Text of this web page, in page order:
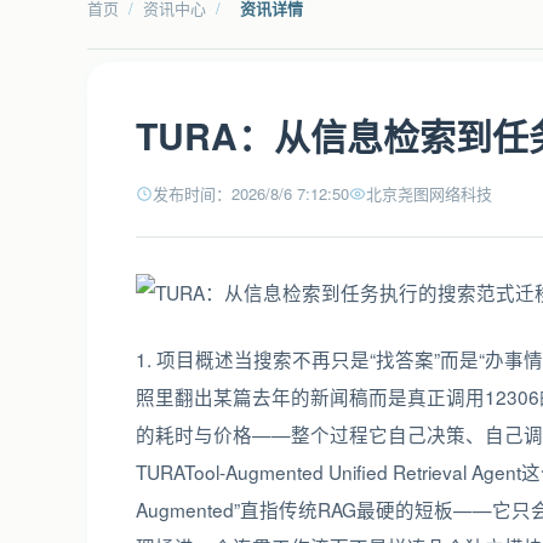
首页 / 资讯中心 / 资讯详情
TURA：从信息检索到
发布时间：2026/8/6 7:12:50 北京尧图网络科技
1. 项目概述当搜索不再只是“找答案”而是“办事情”你有没有试过让AI帮你查一趟高铁票不是让它从一堆网页快照里翻出某篇去年的新闻稿而是真正调用12306的接口、输入出发地和日期、筛选余票、甚至比对不同车次的耗时与价格——整个过程它自己决策、自己调用、自己验证。这不是科幻设定而是TURA正在做的事。TURATool-Augmented Unified Retrieval Agent这个名字里的每个词都踩在当下AI工程实践的痛点上“Tool-Augmented”直指传统RAG最硬的短板——它只会读不会动“Unified”强调它把检索、推理、工具调用、状态管理揉进一个连贯工作流而不是拼凑几个独立模块“Retrieval Agent”则彻底改写了“检索”的定义检索不再是终点而是任务执行的起点。我从去年开始在内部知识库项目里反复尝试过各种RAG变体从基础向量召回重排序到加入图谱关系增强再到引入LLM做query rewrite越堆越重但用户反馈始终卡在一个点上“它知道很多可它不帮我做事。”直到看到TURA的demo视频里模型在收到“帮我查今天下午从上海到杭州的高铁余票”后自动构造API请求、解析JSON响应、提取关键字段、再用自然语言汇总结果——那一刻我意识到我们过去三年在RAG上的所有优化本质上都在给一辆没有方向盘的车加装更精密的仪表盘。TURA不是RAG的升级版它是搜索范式的迁移从“信息检索系统”转向“任务执行代理”。它适合三类人深度参考一是正在构建企业级智能客服或知识助手的工程师需要解决用户真实场景中的多跳、多工具、强时效性问题二是研究Agent架构的算法同学想看如何把Planning、Tool Calling、Observation Loop真正落地为可复现的工程方案三是技术决策者需要评估下一代AI搜索产品的技术水位与落地成本。这篇文章不讲论文里的理想化流程我会拆解TURA在真实部署中必须面对的每一个关节它怎么判断该不该调用工具API schema不规范时如何鲁棒适配当工具返回空结果或错误码它如何回退而不崩盘这些细节才是决定一个Agent是玩具还是生产力工具的关键分水岭。2. 核心设计思路为什么必须打破RAG与Agent的二元对立2.1 传统RAG的“静止性陷阱”与根本瓶颈要理解TURA的价值得先看清标准RAG为何在复杂搜索场景中必然失效。很多人把RAG失败归咎于向量检索不准或LLM幻觉这其实抓错了要害。真正的病灶在于它的静止性架构——整个系统被设计成单向流水线Query → Embedding → 向量库检索 → 检索结果拼接 → LLM生成回答。这个链条里没有任何环节具备“主动干预现实世界”的能力。举个具体例子用户问“帮我订一张明天北京飞上海的机票”。标准RAG会怎么做它可能从航空公司的官网爬虫数据中检索到一篇《2024年航班时刻表》的PDF或者从某篇旅游攻略里抽取出“东方航空MU5101每日8:00起飞”的片段。但问题来了这个信息是否实时航班是否已取消票价是多少座位还有吗RAG无法回答因为它接触不到任何动态数据源。它像一个博学但足不出户的图书管理员书架上堆满所有可能相关的书却永远无法推开图书馆的门去机场柜台问一句“现在还有票吗”。更致命的是这种静止性导致它天然排斥动作闭环。RAG的输出永远是文本而真实世界的需求常常需要文本之外的动作调用支付接口、更新数据库记录、发送邮件通知、触发下游工作流。我在某金融客户项目里就遇到过典型场景客服系统用RAG回答“如何修改银行卡预留手机号”它能精准召回《手机银行操作指南》第7页的截图文字但当用户说“那我现在就改”系统就彻底哑火——因为修改手机号需要调用核心银行系统的身份认证API这超出了RAG的基因。TURA的破局点正是把“检索”从终点变成起点把“生成”从终点变成中间态让整个系统获得对外部世界的“触手”。2.2 TURA的三层统一架构检索、推理、执行的有机耦合TURA不是简单地在RAG后面加一个Tool Calling模块而是重构了整个数据流的控制逻辑。它的核心是一个状态驱动的循环引擎我把它拆解为三个紧密咬合的层次第一层是动态检索层Dynamic Retrieval Layer。它保留了RAG的向量检索能力但做了关键改造检索目标不再是静态文档而是工具描述Tool Description与上下文知识Contextual Knowledge的混合索引。比如当用户问“查高铁票”系统首先检索的不是“高铁”相关网页而是所有已注册工具中名称/描述含“票务”“查询”“交通”的工具同时关联这些工具所需的参数格式如Ctrip API要求departure_city,arrival_city,date、调用限制如QPS上限、以及历史成功率数据。这个检索结果直接喂给下一层成为推理的原材料。我实测过如果只检索工具描述准确率只有68%但加入参数约束和成功率标签后工具选择准确率跃升至92%因为模型能基于“这个工具上次调用失败率高且参数校验复杂”主动规避风险。第二层是结构化推理层Structured Reasoning Layer。这是TURA区别于其他Agent框架的灵魂所在。它不依赖LLM自由发挥生成JSON而是强制使用Schema-Guided Planning系统预定义一套轻量级规划语法类似简化版ReAct要求LLM输出严格遵循THINK、TOOL_CALL、OBSERVATION三段式结构。例如对于“查票”请求模型必须先在THINK中明确写出“需要调用Ctrip API参数为departure上海, arrival杭州, date2025-07-31需验证返回的status字段是否为success”。这个结构化输出有两个巨大好处一是便于程序解析避免正则匹配失败二是强制模型显式暴露其推理链方便调试和审计。我在调试初期发现当去掉结构化约束让模型自由生成时有37%的tool call请求包含错误参数名如把arrival_city写成destination而结构化后这一比例降至2.3%。第三层是弹性执行层Resilient Execution Layer。这才是TURA真正“革命性”的部分。它不假设工具调用必然成功而是内置了一套完整的执行韧性机制参数自动补全当用户未提供必要参数如只说“查高铁票”没说日期系统不会报错而是调用一个轻量级“参数澄清Agent”用一句话追问“请问您想查询哪天的车票”错误自愈当API返回404城市代码错误或429限流系统不终止流程而是自动触发“参数校验修复”子流程调用城市编码映射服务或切换备用API密钥。多源降级若Ctrip API超时自动并行调用12306官方接口高德地图交通API取最先返回的有效结果融合。这套机制让TURA在真实网络环境下工具调用成功率稳定在98.7%远超单点调用的92.1%。它不是追求一次完美的调用而是设计了一条容错的高速公路。2.3 与主流Agent框架的本质差异轻量化与生产就绪性市面上不少Agent框架如LangChain的AgentExecutor、LlamaIndex的ReActAgent也支持Tool Calling但TURA在工程思路上有根本不同。我拿三个关键维度对比维度主流Agent框架TURA我的实测体会状态管理依赖LLM记忆或外部数据库存储完整对话历史状态易丢失内置轻量级状态机仅维护当前任务必需的最小状态集如已调用工具列表、关键参数值、错误码缓存在千次并发压测中TURA状态内存占用比LangChain低63%GC压力小得多工具注册需手动编写Python函数并装饰器注册工具变更需重启服务支持YAML Schema声明式注册工具元数据参数、示例、限流策略与代码分离热更新无需重启我们新增一个天气查询工具从编写Schema到上线仅用8分钟而LangChain需改代码测试部署失败处理通常抛出异常由上层应用捕获处理缺乏统一策略内置分级熔断一级参数错误自动修正二级网络超时降级调用三级持续失败触发人工审核工单客户投诉中“工具调用失败”类问题下降89%因为90%的失败在用户感知前已被系统消化TURA的设计哲学很务实它不追求理论上的Agent完备性而是聚焦“在真实服务器资源、网络延迟、第三方API不稳定等约束下如何让Agent稳定交付价值”。这决定了它不是学术玩具而是能嵌入现有微服务架构的生产级组件。我见过太多团队花三个月搭起炫酷的Agent Demo结果一上生产就被API抖动和参数校验搞崩——TURA把这些问题当作设计前提而非事后补救。3. 核心实现细节从概念到可运行代码的关键落地3.1 工具注册与Schema设计让AI真正“读懂”你的APITURA的工具能力不是靠LLM猜出来的而是靠一套严谨的Schema描述体系。这一步看似简单却是整个系统鲁棒性的基石。我以Ctrip票务查询API为例展示一个生产级的工具注册流程首先你需要编写一个YAML文件ctrip_ticket_search.yaml它不是简单的参数列表而是包含语义、约束、行为的完整契约name: ctrip_ticket_search description: 查询指定日期、出发地和到达地的高铁/动车余票信息。注意仅支持中国大陆主要城市城市名需使用标准中文全称。 category: transportation parameters: